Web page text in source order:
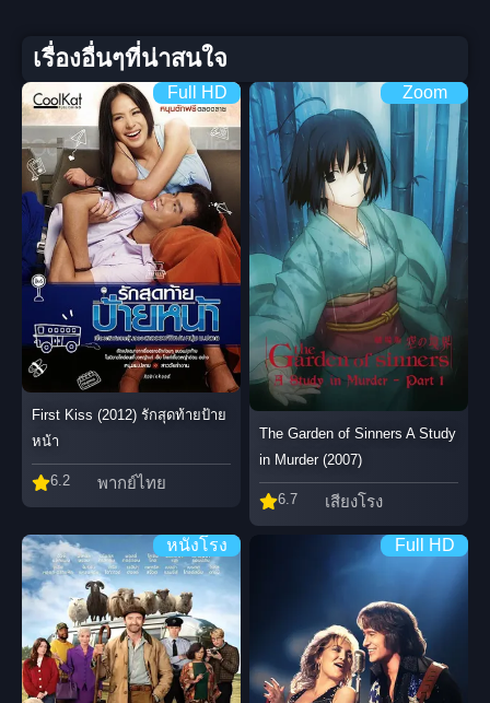
เรื่องอื่นๆที่น่าสนใจ
Full HD
First Kiss (2012) รักสุดท้ายป้าย
หน้า
6.2 พากย์ไทย
Zoom
The Garden of Sinners A Study
in Murder (2007)
6.7 เสียงโรง
หนังโรง Full HD